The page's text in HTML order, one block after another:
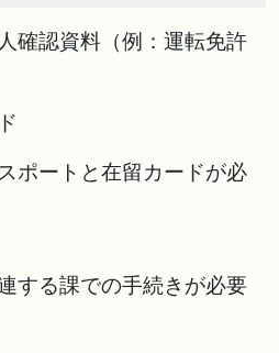
確認資料（例：運転免許
ポートと在留カードが必
る課での手続きが必要